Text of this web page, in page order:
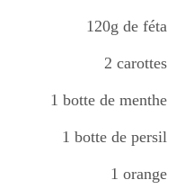
cuisine
120g de féta
2 carottes
1 botte de menthe
1 botte de persil
1 orange